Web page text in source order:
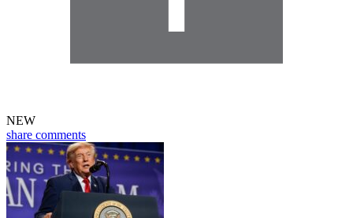
NEW
share comments